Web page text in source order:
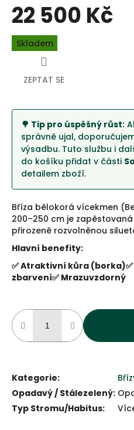
22 500 Kč
Měrná
cena:
Skladem
🌳 Tip pro úspěšný růst:
správně ujal,
výsadbu. Tuto službu i
do košíku přidat v části
detailem zboží.
Bříza bělokorá vícekmen
200–250 cm je
přirozeně rozvolněnou
Hlavní benefity:
✅ Atraktivní kůra (borka)
zbarvení✅ Mrazuvzdorný
Kategorie:
Opadavý / Stálezelený:
Typ Stromu/Habitus:
ZEPTAT SE